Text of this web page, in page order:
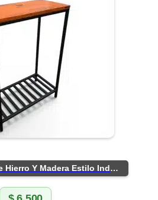
Mesa Recibidor De Hierro Y Madera Estilo Industrial